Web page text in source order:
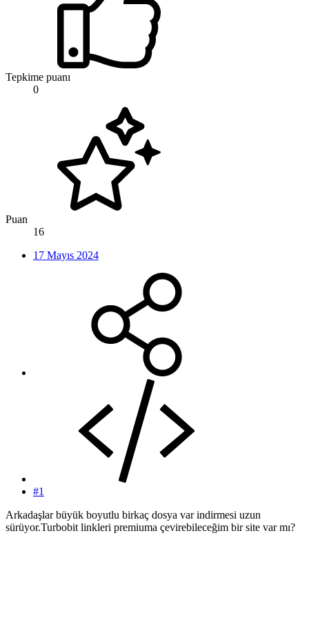
Tepkime puanı
0
Puan
16
17 Mayıs 2024
#1
Arkadaşlar büyük boyutlu birkaç dosya var indirmesi uzun
sürüyor.Turbobit linkleri premiuma çevirebileceğim bir site var mı?